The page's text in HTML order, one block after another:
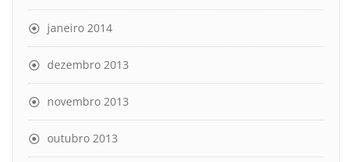
janeiro 2014
dezembro 2013
novembro 2013
outubro 2013